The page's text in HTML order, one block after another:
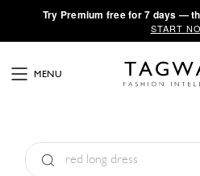
·Try Premium free for 7 days —
START
MENU